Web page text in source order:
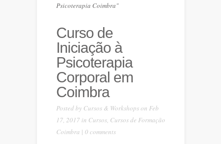
Psicoterapia Coimbra"
Curso de
Iniciação à
Psicoterapia
Corporal em
Coimbra
Posted by Cursos & Workshopson Feb
17, 2017 in Cursos, Cursos de Formação
Coimbra | 0 comments